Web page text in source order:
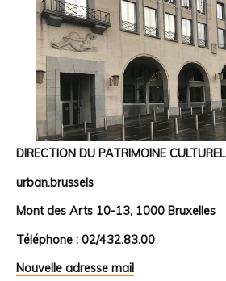
DIRECTION DU PATRIMOINE CULTUREL
urban.brussels
Mont des Arts 10-13, 1000 Bruxelles
Téléphone : 02/432.83.00
Nouvelle adresse mail